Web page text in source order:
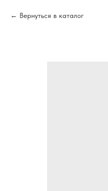
Вернуться в каталог